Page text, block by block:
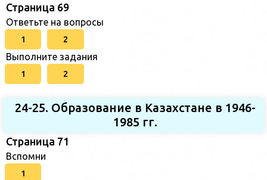
Страница 69
Ответьте на вопросы
1 2
Выполните задания
1 2
24-25. Образование в Казахстане в 1946-
1985 гг.
Страница 71
Вспомни
1